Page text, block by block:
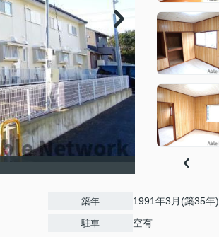
築年 1991年3月(築35年)
駐車 空有